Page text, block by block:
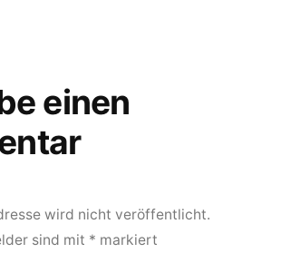
einen
wird nicht veröffentlicht.
sind mit * markiert